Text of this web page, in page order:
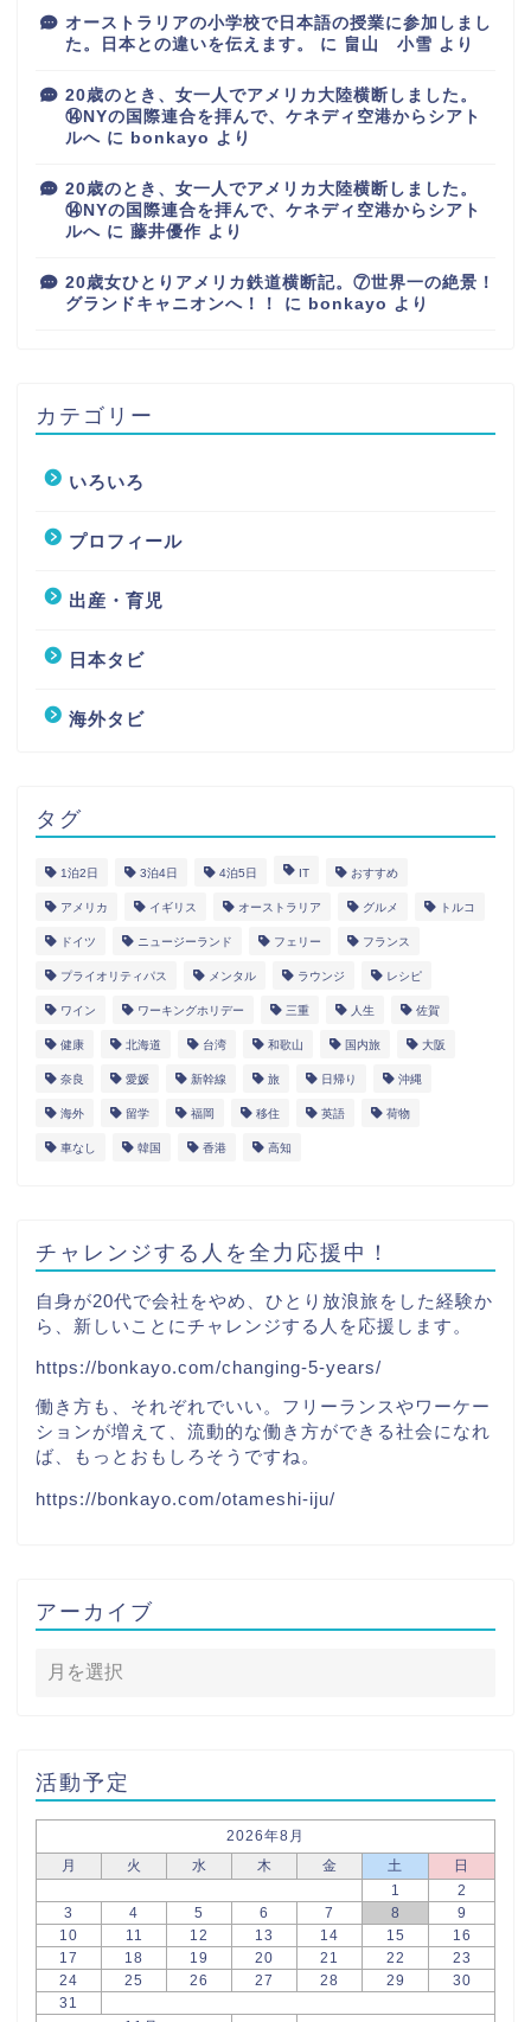
オーストラリアの小学校で日本語の授業に参加しまし
た。日本との違いを伝えます。
に 畠山 小雪 より
20歳のとき、女一人でアメリカ大陸横断しました。
⑭NYの国際連合を拝んで、ケネディ空港からシアト
ルへ に bonkayo より
20歳のとき、女一人でアメリカ大陸横断しました。
⑭NYの国際連合を拝んで、ケネディ空港からシアト
ルへ に 藤井優作 より
20歳女ひとりアメリカ鉄道横断記。⑦世界一の絶景！
グランドキャニオンへ！！
に bonkayo より
カテゴリー
いろいろ
プロフィール
出産・育児
日本タビ
海外タビ
タグ
1泊2日 3泊4日 4泊5日 IT おすすめ
アメリカ イギリス オーストラリア グルメ トルコ
ドイツ ニュージーランド フェリー フランス
プライオリティパス メンタル ラウンジ レシピ
ワイン ワーキングホリデー 三重 人生 佐賀
健康 北海道 台湾 和歌山 国内旅 大阪
奈良 愛媛 新幹線 旅 日帰り 沖縄
海外 留学 福岡 移住 英語 荷物
車なし 韓国 香港 高知
チャレンジする人を全力応援中！
自身が20代で会社をやめ、ひとり放浪旅をした経験か
ら、新しいことにチャレンジする人を応援します。
https://bonkayo.com/changing-5-years/
働き方も、それぞれでいい。フリーランスやワーケー
ションが増えて、流動的な働き方ができる社会になれ
ば、もっとおもしろそうですね。
https://bonkayo.com/otameshi-iju/
アーカイブ
活動予定
2026年8月
月
火 水 木 金 土 日
1
2
3
4 5 6 7 8
9
10
11 12 13 14 15
16
17
18 19 20 21 22
23
24
25 26 27 28 29
30
31